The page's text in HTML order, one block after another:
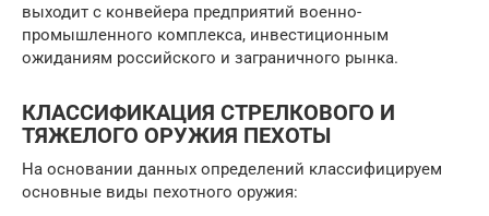
выходит с конвейера предприятий военно-
промышленного комплекса, инвестиционным
ожиданиям российского и заграничного рынка.
КЛАССИФИКАЦИЯ СТРЕЛКОВОГО И
ТЯЖЕЛОГО ОРУЖИЯ ПЕХОТЫ
На основании данных определений классифицируем
ос­новные виды пехотного оружия: